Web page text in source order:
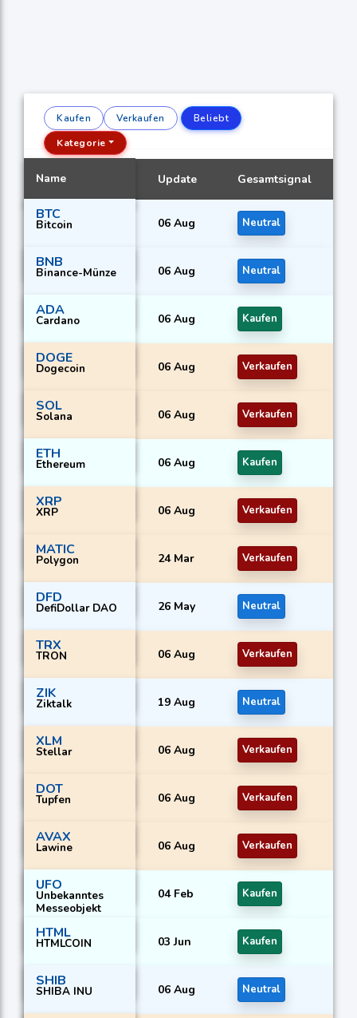
Kaufen Verkaufen
Beliebt
Kategorie
Name Update Gesamtsignal
BTC
Bitcoin 06 Aug Neutral
BNB
Binance-Münze 06 Aug Neutral
ADA
Cardano 06 Aug Kaufen
DOGE
Dogecoin 06 Aug Verkaufen
SOL
Solana 06 Aug Verkaufen
ETH
Ethereum 06 Aug Kaufen
XRP
XRP 06 Aug Verkaufen
MATIC
Polygon 24 Mar Verkaufen
DFD
DefiDollar DAO 26 May Neutral
TRX
TRON 06 Aug Verkaufen
ZIK
Ziktalk 19 Aug Neutral
XLM
Stellar 06 Aug Verkaufen
DOT
Tupfen 06 Aug Verkaufen
AVAX
Lawine 06 Aug Verkaufen
UFO
Unbekanntes
Messeobjekt
04 Feb Kaufen
HTML
HTMLCOIN 03 Jun Kaufen
SHIB
SHIBA INU 06 Aug Neutral